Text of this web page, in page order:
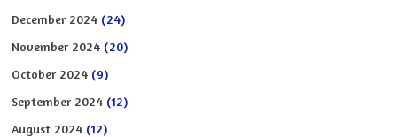
December 2024 (24)
November 2024 (20)
October 2024 (9)
September 2024 (12)
August 2024 (12)